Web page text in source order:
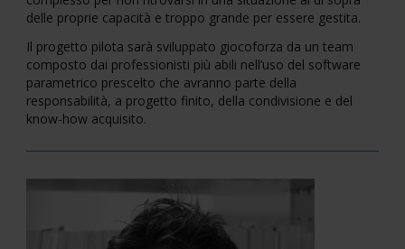
delle proprie capacità e troppo grande per essere gestita.
Il progetto pilota sarà sviluppato giocoforza da un team
composto dai professionisti più abili nell’uso del software
parametrico prescelto che avranno parte della
responsabilità, a progetto finito, della condivisione e del
know-how acquisito.